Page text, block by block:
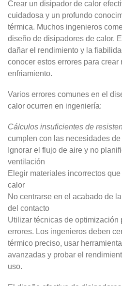
Crear un disipador de calor
cuidadosa y un profundo
térmica. Muchos ingenieros
diseño de disipadores de calor.
dañar el rendimiento y la
conocer estos errores para
enfriamiento.
Varios errores comunes en el
calor ocurren en ingeniería:
Cálculos insuficientes de
cumplen con las necesidades
Ignorar el flujo de aire y no
ventilación
Elegir materiales incorrectos
calor
No centrarse en el acabado de
del contacto
Utilizar técnicas de optimización
errores. Los ingenieros deben
térmico preciso, usar
avanzadas y probar el
uso.